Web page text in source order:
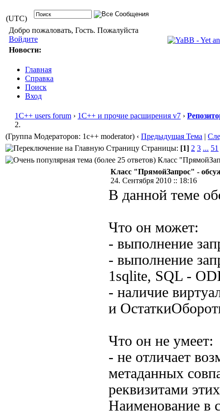
(UTC)
Добро пожаловать, Гость. Пожалуйста
Войдите
Новости:
Главная
Справка
Поиск
Вход
1С++ users forum › 1С++ и прочие расширения v7 ›
2.
(Группа Модераторов: 1c++ moderator) ‹ Предыдущая Тема |
Страницы: [1] 2 3 ... 51
Класс
Класс "ПрямойЗапрос" -
24. Сентября 2010 :: 18:16
В данной теме
Что он может:
- выполнение
- выполнение
1sqlite, SQL -
- наличие
и
Что он не умеет:
- не отличает
метаданных
реквизитами
Наименование в